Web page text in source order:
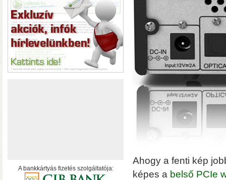
hálózatról
Ahogy a fenti kép
képes a belső PCIe
A bankkártyás fizetés szolgáltatója: